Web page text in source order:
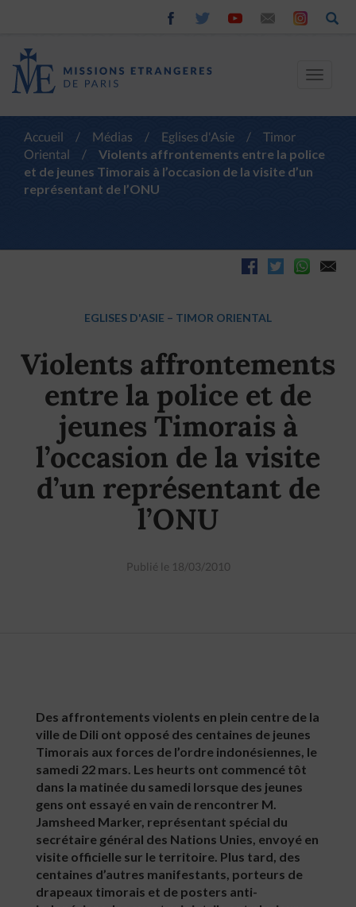
Toggle
Accueil / Médias / Eglises d'Asie /
Timor
Oriental
/
Violents affrontements entre la police
et de jeunes Timorais à l’occasion de la visite d’un
représentant de l’ONU
EGLISES D'ASIE – TIMOR ORIENTAL
Violents affrontements
entre la police et de
jeunes Timorais à
l’occasion de la visite
d’un représentant de
l’ONU
Publié le 18/03/2010
Des affrontements violents en plein centre de la
ville de Dili ont opposé des centaines de jeunes
Timorais aux forces de l’ordre indonésiennes, le
samedi 22 mars. Les heurts ont commencé tôt
dans la matinée du samedi lorsque des jeunes
gens ont essayé en vain de rencontrer M.
Jamsheed Marker, représentant spécial du
secrétaire général des Nations Unies, envoyé en
visite officielle sur le territoire. Plus tard, des
centaines d’autres manifestants, porteurs de
drapeaux timorais et de posters anti-